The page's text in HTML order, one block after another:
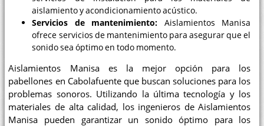
aislamiento y acondicionamiento acústico.
Servicios de mantenimiento: Aislamientos Manisa
ofrece servicios de mantenimiento para asegurar que el
sonido sea óptimo en todo momento.
Aislamientos Manisa es la mejor opción para los
pabellones en Cabolafuente que buscan soluciones para los
problemas sonoros. Utilizando la última tecnología y los
materiales de alta calidad, los ingenieros de Aislamientos
Manisa pueden garantizar un sonido óptimo para los